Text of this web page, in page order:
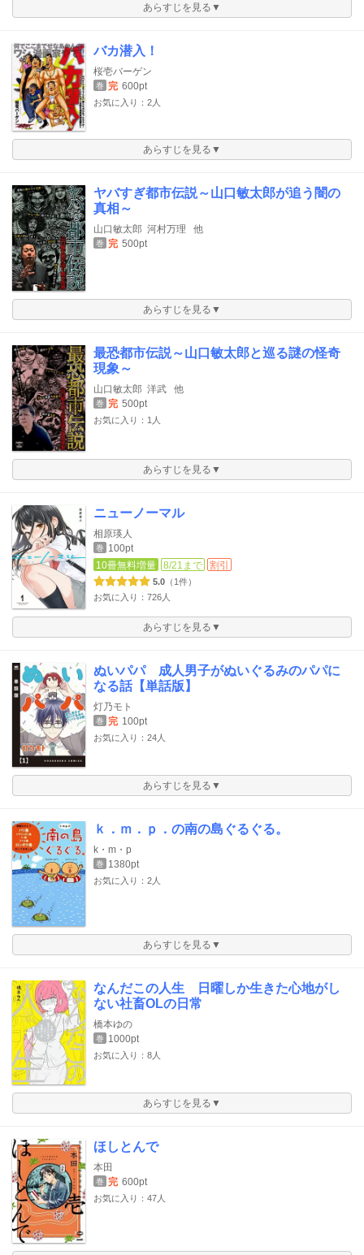
あらすじを見る▼
バカ潜入！
桜壱バーゲン
巻 完 600pt
お気に入り：2人
あらすじを見る▼
ヤバすぎ都市伝説～山口敏太郎が追う闇の
真相～
山口敏太郎 河村万理 他
巻 完 500pt
あらすじを見る▼
最恐都市伝説～山口敏太郎と巡る謎の怪奇
現象～
山口敏太郎 洋武 他
巻 完 500pt
お気に入り：1人
あらすじを見る▼
ニューノーマル
相原瑛人
巻
100pt
10冊無料増量
8/21まで 割引
5.0 （1件）
お気に入り：726人
あらすじを見る▼
ぬいパパ 成人男子がぬいぐるみのパパに
なる話【単話版】
灯乃モト
巻 完 100pt
お気に入り：24人
あらすじを見る▼
ｋ．ｍ．ｐ．の南の島ぐるぐる。
k・m・p
巻 1380pt
お気に入り：2人
あらすじを見る▼
なんだこの人生 日曜しか生きた心地がし
ない社畜OLの日常
橋本ゆの
巻 1000pt
お気に入り：8人
あらすじを見る▼
ほしとんで
本田
巻 完 600pt
お気に入り：47人